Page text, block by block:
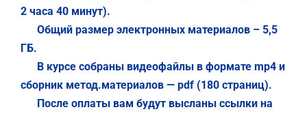
2 часа 40 минут).
Общий размер электронных материалов – 5,5
ГБ.
В курсе собраны видеофайлы в формате mp4 и
сборник метод.материалов — pdf (180 страниц).
После оплаты вам будут высланы ссылки на